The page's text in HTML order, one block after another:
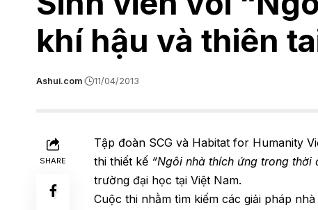
khí hậu và thiên
Ashui.com 11/04/2013
SHARE
Tập đoàn SCG và Habitat for Humanity
thi thiết kế “Ngôi nhà thích ứng trong
trường đại học tại Việt Nam.
Cuộc thi nhằm tìm kiếm các giải pháp